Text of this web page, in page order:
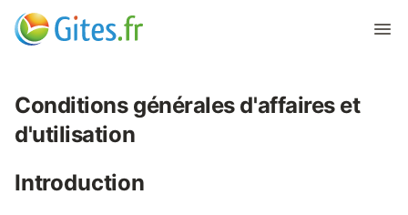
Conditions générales d'affaires et
d'utilisation
Introduction